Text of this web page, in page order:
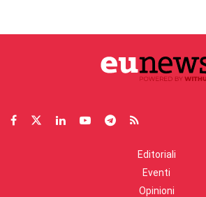
Editoriali
Eventi
Opinioni